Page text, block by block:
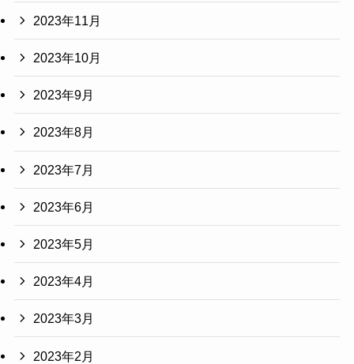
2023年11月
2023年10月
2023年9月
2023年8月
2023年7月
2023年6月
2023年5月
2023年4月
2023年3月
2023年2月